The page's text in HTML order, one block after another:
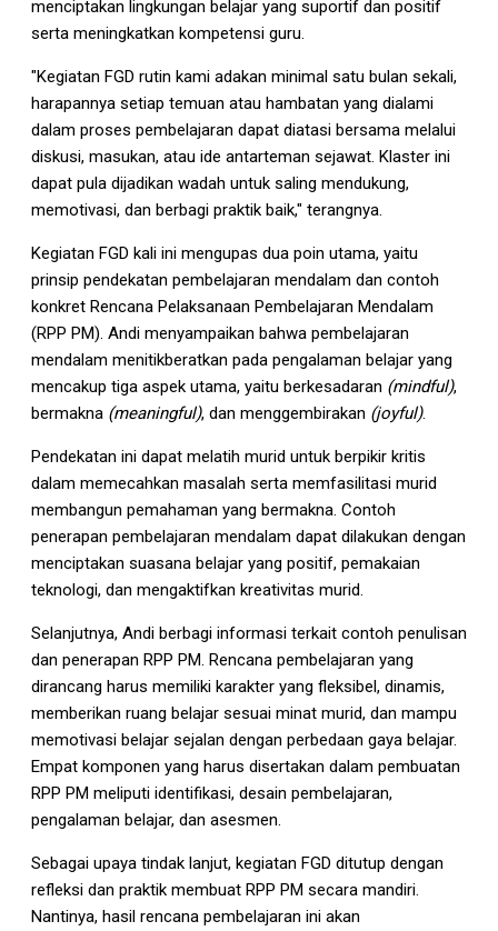
menciptakan lingkungan belajar yang suportif dan positif
serta meningkatkan kompetensi guru.
"Kegiatan FGD rutin kami adakan minimal satu bulan sekali,
harapannya setiap temuan atau hambatan yang dialami
dalam proses pembelajaran dapat diatasi bersama melalui
diskusi, masukan, atau ide antarteman sejawat. Klaster ini
dapat pula dijadikan wadah untuk saling mendukung,
memotivasi, dan berbagi praktik baik," terangnya.
Kegiatan FGD kali ini mengupas dua poin utama, yaitu
prinsip pendekatan pembelajaran mendalam dan contoh
konkret Rencana Pelaksanaan Pembelajaran Mendalam
(RPP PM). Andi menyampaikan bahwa pembelajaran
mendalam menitikberatkan pada pengalaman belajar yang
mencakup tiga aspek utama, yaitu berkesadaran (mindful),
bermakna (meaningful), dan menggembirakan (joyful).
Pendekatan ini dapat melatih murid untuk berpikir kritis
dalam memecahkan masalah serta memfasilitasi murid
membangun pemahaman yang bermakna. Contoh
penerapan pembelajaran mendalam dapat dilakukan dengan
menciptakan suasana belajar yang positif, pemakaian
teknologi, dan mengaktifkan kreativitas murid.
Selanjutnya, Andi berbagi informasi terkait contoh penulisan
dan penerapan RPP PM. Rencana pembelajaran yang
dirancang harus memiliki karakter yang fleksibel, dinamis,
memberikan ruang belajar sesuai minat murid, dan mampu
memotivasi belajar sejalan dengan perbedaan gaya belajar.
Empat komponen yang harus disertakan dalam pembuatan
RPP PM meliputi identifikasi, desain pembelajaran,
pengalaman belajar, dan asesmen.
Sebagai upaya tindak lanjut, kegiatan FGD ditutup dengan
refleksi dan praktik membuat RPP PM secara mandiri.
Nantinya, hasil rencana pembelajaran ini akan